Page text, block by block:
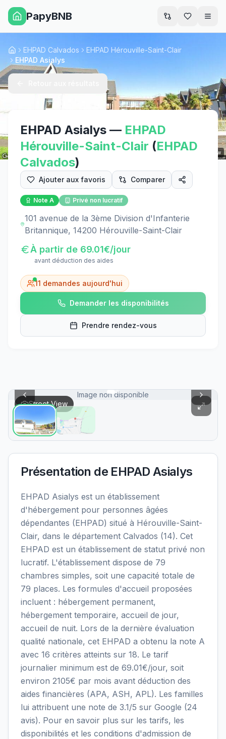
PapyBNB
Street View
AccueilEHPAD Calvados
EHPAD Hérouville-Saint-Clair
EHPAD Asialys
EHPAD Asialys — EHPAD
Hérouville-Saint-Clair (EHPAD
Calvados)
Ajouter aux favoris Comparer
Note A Privé non lucratif
101 avenue de la 3ème Division d'Infanterie
Britannique, 14200 Hérouville-Saint-Clair
À partir de 69.01€/jour
avant déduction des aides
11 demandes aujourd'hui
Demander les disponibilités
Prendre rendez-vous
Image non disponible
Street View
Présentation de EHPAD Asialys
EHPAD Asialys est un établissement
d'hébergement pour personnes âgées
dépendantes (EHPAD) situé à Hérouville-Saint-
Clair, dans le département Calvados (14). Cet
EHPAD est un établissement de statut privé non
lucratif. L'établissement dispose de 79
chambres simples, soit une capacité totale de
79 places. Les formules d'accueil proposées
incluent : hébergement permanent,
hébergement temporaire, accueil de jour,
accueil de nuit. Lors de la dernière évaluation
qualité nationale, cet EHPAD a obtenu la note A
avec 16 critères atteints sur 18. Le tarif
journalier minimum est de 69.01€/jour, soit
environ 2105€ par mois avant déduction des
aides financières (APA, ASH, APL). Les familles
lui attribuent une note de 3.1/5 sur Google (24
avis). Pour en savoir plus sur les tarifs, les
disponibilités et les conditions d'admission de